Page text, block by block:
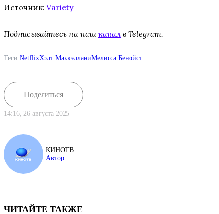
Источник: Variety
Подписывайтесь на наш канал в Telegram.
Теги:NetflixХолт МаккэлланиМелисса Бенойст
Поделиться
14:16, 26 августа 2025
КИНОТВ
Автор
ЧИТАЙТЕ ТАКЖЕ